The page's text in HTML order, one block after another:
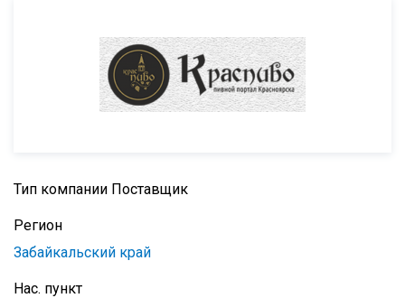
Тип компании Поставщик
Регион
Забайкальский край
Нас. пункт